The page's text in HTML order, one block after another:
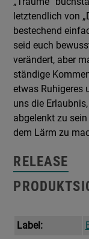
letztendlich von
bestechend
seid euch
verändert, aber
ständige
etwas Ruhigeres
uns die
abgelenkt zu
dem Lärm zu
RELEASE
Label: